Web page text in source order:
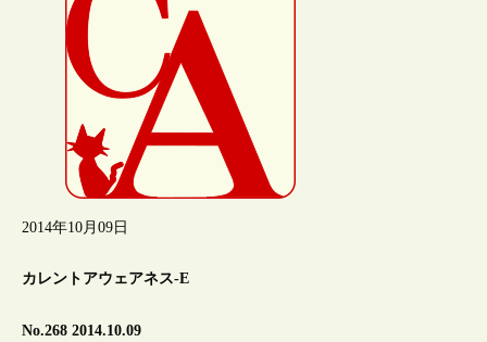
2014年10月09日
カレントアウェアネス-E
No.268 2014.10.09